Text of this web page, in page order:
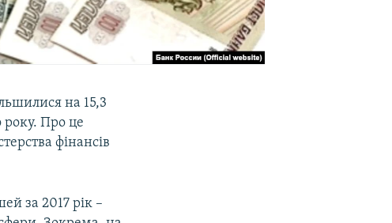
на 15,3
року. Про це
фінансів
за 2017 рік –